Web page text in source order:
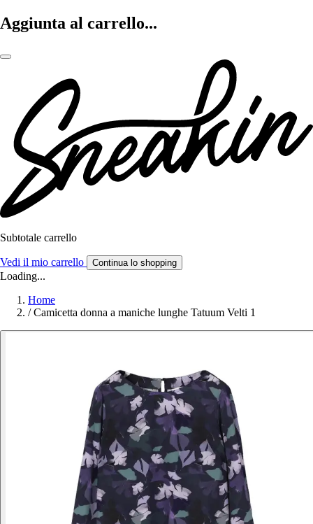
Aggiunta al carrello...
Subtotale carrello
Vedi il mio carrello Continua lo shopping
Loading...
Home
/ Camicetta donna a maniche lunghe Tatuum Velti 1